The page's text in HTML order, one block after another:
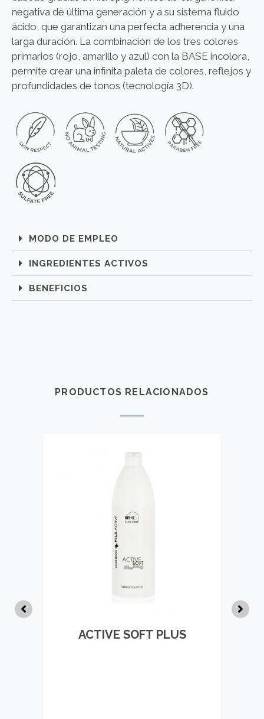
negativa de última generación y a su sistema fluido
ácido, que garantizan una perfecta adherencia y una
larga duración. La combinación de los tres colores
primarios (rojo, amarillo y azul) con la BASE incolora,
permite crear una infinita paleta de colores, reflejos y
profundidades de tonos (tecnología 3D).
MODO DE EMPLEO
INGREDIENTES ACTIVOS
BENEFICIOS
PRODUCTOS RELACIONADOS
ACTIVE SOFT PLUS